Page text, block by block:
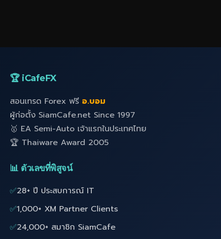
🏆 iCafeFX
สอนเทรด Forex ฟรี อ.บอม
ผู้ก่อตั้ง SiamCafe.net Since 1997
🥇 EA Semi-Auto เจ้าแรกในประเทศไทย
🏆 Thaiware Award 2005
📊 ตัวเลขที่พิสูจน์
✅28+ ปี ประสบการณ์ IT
✅1,000+ XM Partner Clients
✅24,000+ สมาชิก SiamCafe